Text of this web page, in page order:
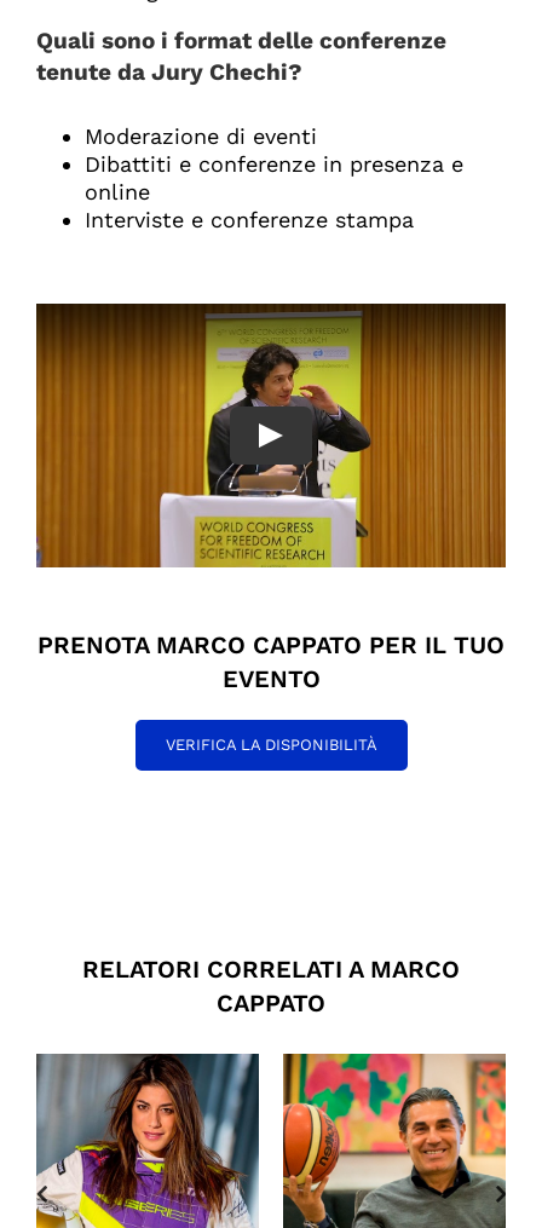
Quali sono i format delle conferenze
tenute da Jury Chechi?
Moderazione di eventi
Dibattiti e conferenze in presenza e
online
Interviste e conferenze stampa
PRENOTA MARCO CAPPATO PER IL TUO
EVENTO
VERIFICA LA DISPONIBILITÀ
RELATORI CORRELATI A MARCO
CAPPATO